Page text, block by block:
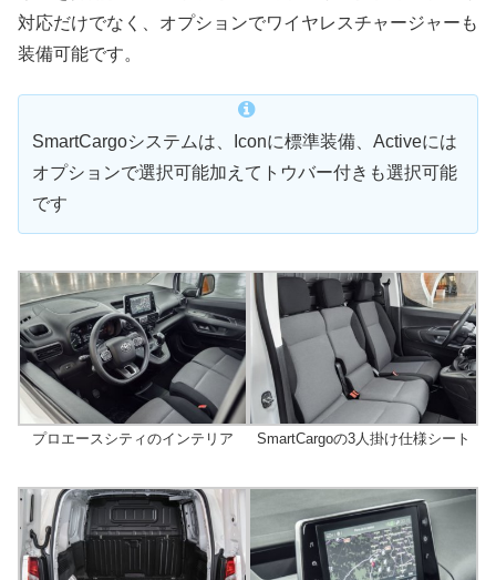
対応だけでなく、オプションでワイヤレスチャージャーも
装備可能です。
SmartCargoシステムは、Iconに標準装備、Activeには
オプションで選択可能加えてトウバー付きも選択可能
です
プロエースシティのインテリア SmartCargoの3人掛け仕様シート